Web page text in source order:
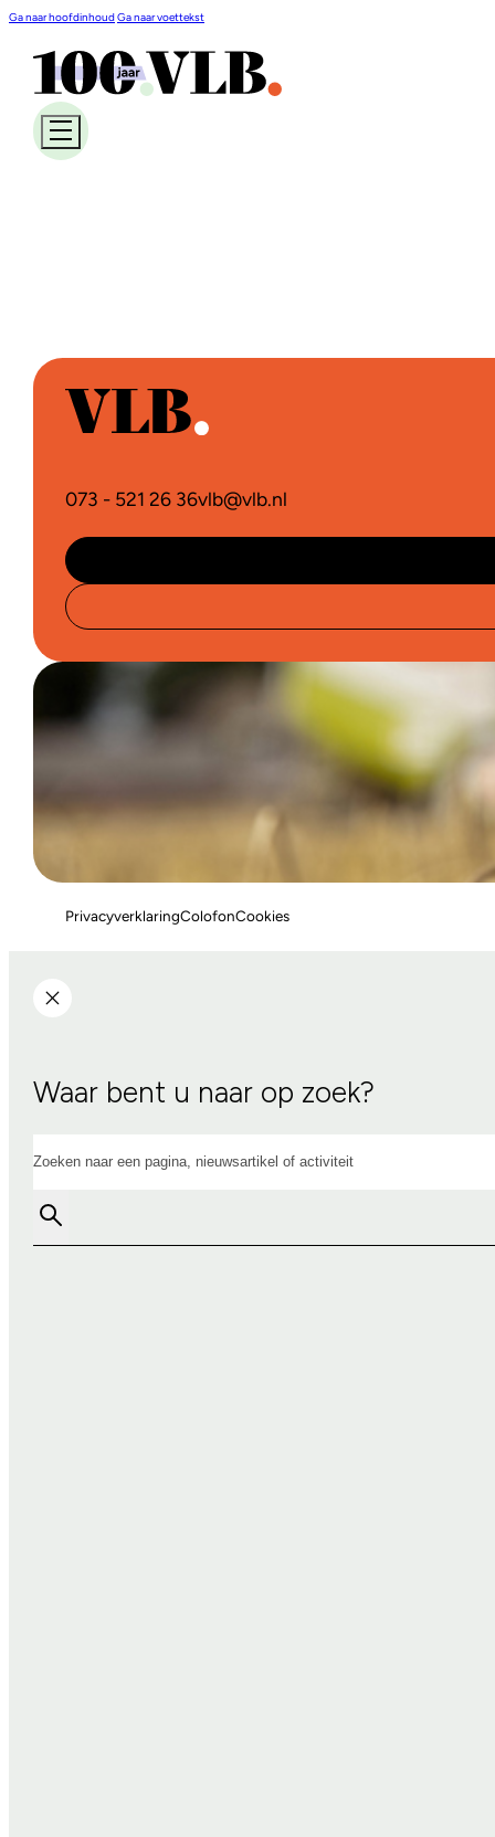
Ga naar hoofdinhoudGa naar voettekst
073 - 521 26 36vlb@vlb.nl
PrivacyverklaringColofonCookies
Waar bent u naar op zoek?